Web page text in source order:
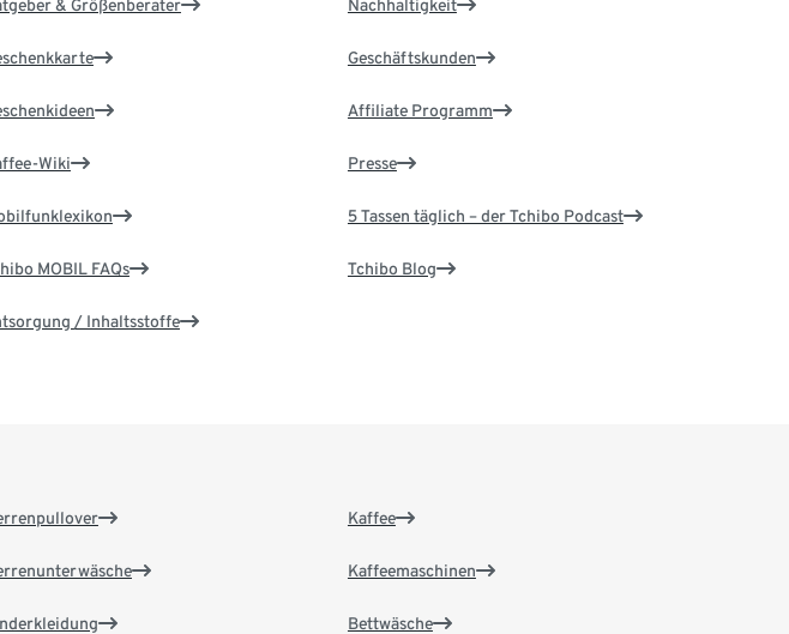
& Größenberater
Wiki
MOBIL FAQs
/ Inhaltsstoffe
Nachhaltigkeit
Geschäftskunden
Affiliate Programm
Presse
5 Tassen täglich – der Tchibo Podcast
Tchibo Blog
Kaffee
Kaffeemaschinen
Bettwäsche